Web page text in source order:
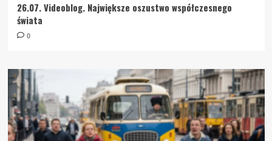
26.07. Videoblog. Największe oszustwo współczesnego
świata
0